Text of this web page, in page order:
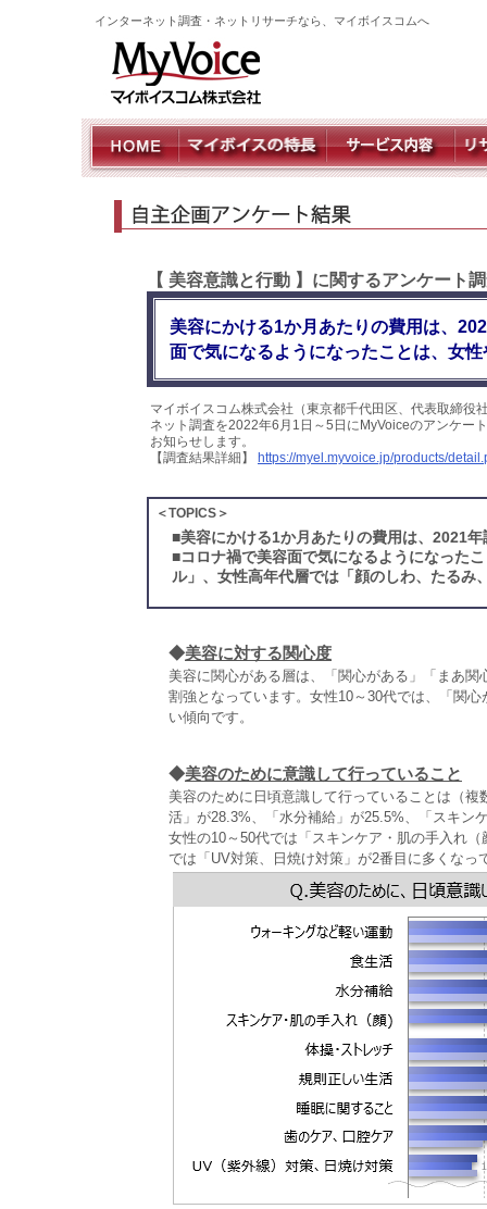
インターネット調査・ネットリサーチなら、マイボイスコムへ
【 美容意識と行動 】に関するアンケート
美容にかける1か月あたりの費用は、
面で気になるようになったことは、女
マイボイスコム株式会社（東京都千代田区、代表取締
ネット調査を2022年6月1日～5日にMyVoiceのアンケー
お知らせします。
【調査結果詳細】
https://myel.myvoice.jp/products/
＜TOPICS＞
■美容にかける1か月あたりの費用は、2021
■コロナ禍で美容面で気になるようになった
ル」、女性高年代層では「顔のしわ、たるみ
◆美容に対する関心度
美容に関心がある層は、「関心がある」「まあ
割強となっています。女性10～30代では、「関
い傾向です。
◆美容のために意識して行っていること
美容のために日頃意識して行っていることは（
活」が28.3%、「水分補給」が25.5%、「スキン
女性の10～50代では「スキンケア・肌の手入れ
では「UV対策、日焼け対策」が2番目に多くなっ